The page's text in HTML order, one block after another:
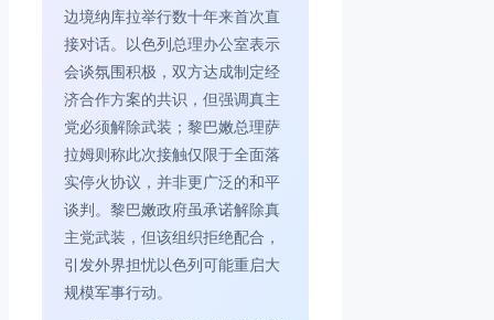
边境纳库拉举行数十年来首次直
接对话。以色列总理办公室表示
会谈氛围积极，双方达成制定经
济合作方案的共识，但强调真主
党必须解除武装；黎巴嫩总理萨
拉姆则称此次接触仅限于全面落
实停火协议，并非更广泛的和平
谈判。黎巴嫩政府虽承诺解除真
主党武装，但该组织拒绝配合，
引发外界担忧以色列可能重启大
规模军事行动。